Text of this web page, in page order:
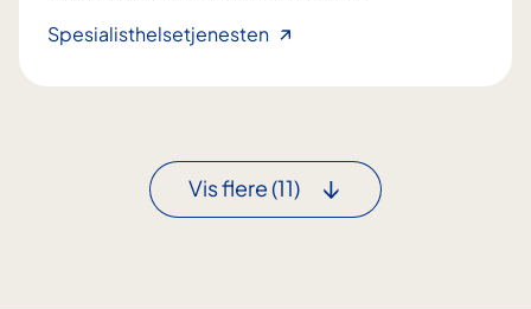
Spesialisthelsetjenesten–
o
k
n
Vis flere(11)